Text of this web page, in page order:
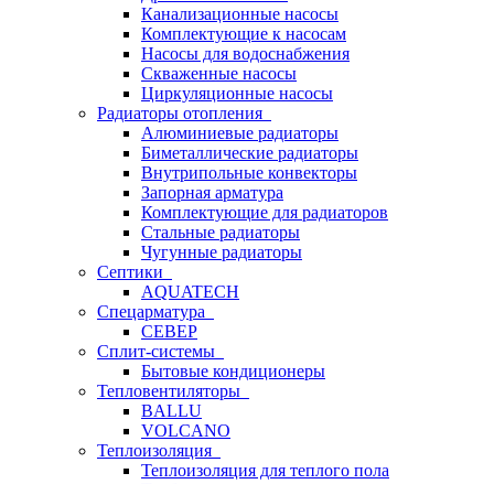
Канализационные насосы
Комплектующие к насосам
Насосы для водоснабжения
Скваженные насосы
Циркуляционные насосы
Радиаторы отопления
Алюминиевые радиаторы
Биметаллические радиаторы
Внутрипольные конвекторы
Запорная арматура
Комплектующие для радиаторов
Стальные радиаторы
Чугунные радиаторы
Септики
AQUATECH
Спецарматура
СЕВЕР
Сплит-системы
Бытовые кондиционеры
Тепловентиляторы
BALLU
VOLCANO
Теплоизоляция
Теплоизоляция для теплого пола